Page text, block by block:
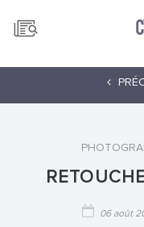
06 août